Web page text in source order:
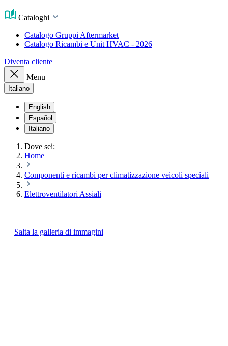
Cataloghi
Catalogo Gruppi Aftermarket
Catalogo Ricambi e Unit HVAC - 2026
Diventa cliente
Menu
Italiano
English
Español
Italiano
Dove sei:
Home
Componenti e ricambi per climatizzazione veicoli speciali
Elettroventilatori Assiali
Salta la galleria di immagini